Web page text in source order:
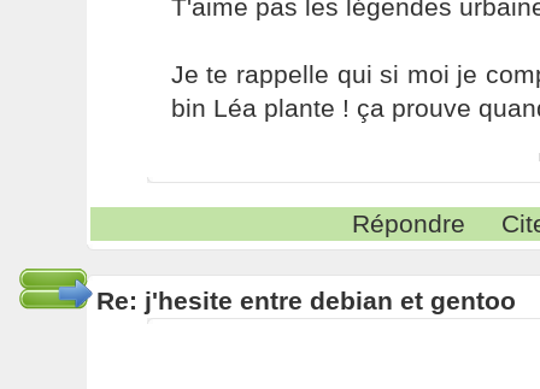
T'aime pas les légendes
Je te rappelle qui si moi je
bin Léa plante ! ça prouve
Répondre
Re: j'hesite entre debian et gentoo